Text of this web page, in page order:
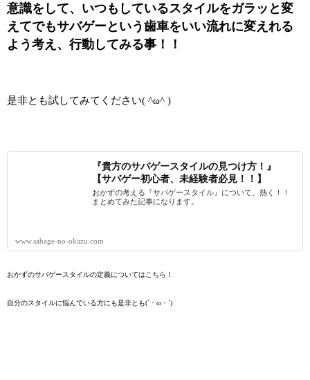
意識をして、いつもしているスタイルをガラッと変
えてでもサバゲーという歯車をいい流れに変えれる
よう考え、行動してみる事！！
是非とも試してみてください( ^ω^ )
『貴方のサバゲースタイルの見つけ方！』
【サバゲー初心者、未経験者必見！！】
おかずの考える『サバゲースタイル』について、熱く！！
まとめてみた記事になります。
www.sabage-no-okazu.com
おかずのサバゲースタイルの定義についてはこちら！
自分のスタイルに悩んでいる方にも是非とも(´・ω・`)